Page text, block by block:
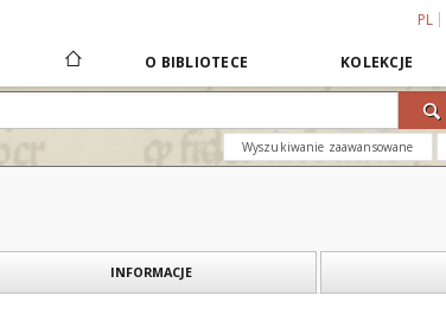
PL
O BIBLIOTECE KOLEKCJE
Wyszukiwanie zaawansowane
INFORMACJE